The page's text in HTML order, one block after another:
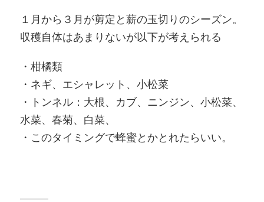
１月から３月が剪定と薪の玉切りのシーズン。
収穫自体はあまりないが以下が考えられる
・柑橘類
・ネギ、エシャレット、小松菜
・トンネル：大根、カブ、ニンジン、小松菜、
水菜、春菊、白菜、
・このタイミングで蜂蜜とかとれたらいい。